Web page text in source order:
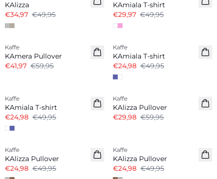
KAlizza
€34,97 €49,95
KAmiala T-shirt
€29,97 €49,95
-30%
Kaffe
KAmera Pullover
€41,97 €59,95
-50%
Kaffe
KAmiala T-shirt
€24,98 €49,95
Kaffe
KAmiala T-shirt
€24,98 €49,95
-50%
Kaffe
KAlizza Pullover
€29,98 €59,95
-50%
Kaffe
KAlizza Pullover
€24,98 €49,95
Kaffe
KAlizza Pullover
€24,98 €49,95